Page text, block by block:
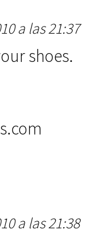
a las 21:37
shoes.
a las 21:38